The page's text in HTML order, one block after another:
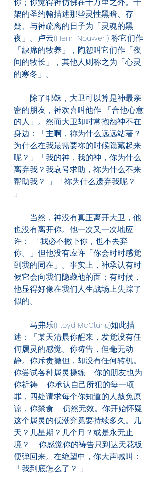
你；你觉得神仿佛在千万里之外。十
架的圣约翰描述那些灵性黑暗、存
疑、与神疏离的日子为「灵魂的黑
夜」。卢云(Henri Nouwen) 称它们作
「缺席的牧养」，陶恕叫它们作「夜
间的牧长」，其他人则称之为「心灵
的寒冬」。
除了耶稣，大卫可以算是神最亲
密的朋友，神欢喜叫他作 「合他心意
的人」。然而大卫却时常抱怨神不在
身边：「主啊，祢为什么远远站著？
为什么在我最需要祢的时候隐藏起来
呢？」「我的神，我的神，你为什么
离弃我？我哀号求助，祢为什么不来
帮助我？ 」「祢为什么遗弃我呢？
」
当然，神没有真正离开大卫，他
也没有离开你。他一次又一次地应
许： 「我必不撇下你，也不丢弃
你。」但他没有应许「你会时时感觉
到我的同在」。事实上，神承认有时
候它会向我们隐藏他的面；有时候，
他显得好像在我们人生战场上失踪了
似的。
马弗乐(Floyd McClung)如此描
述：「某天清晨你醒来，发觉没有任
何属灵的感觉。你祷告，但毫无动
静。你斥责撒但，却没有任何转机。
你尝试各种属灵操练......你的朋友也为
你祈祷......你承认自己所犯的每一项
罪，四处请求每个你知道的人赦免原
谅，你禁食......仍然无效。你开始怀疑
这个属灵的低潮究竟要持续多久。几
天？几星期？几个月？或是永无止
境？......你感觉你的祷告只到达天花板
便弹回来。在绝望中，你大声喊叫：
「我到底怎么了？ 」